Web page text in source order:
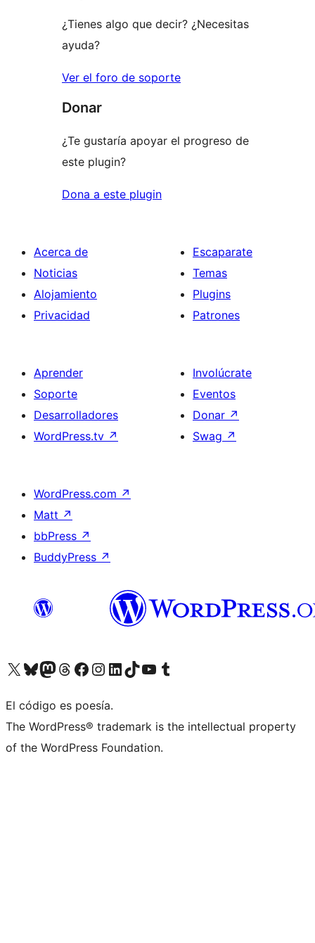
¿Tienes algo que decir? ¿Necesitas
ayuda?
Ver el foro de soporte
Donar
¿Te gustaría apoyar el progreso de
este plugin?
Dona a este plugin
Acerca de
Noticias
Alojamiento
Privacidad
Escaparate
Temas
Plugins
Patrones
Aprender
Soporte
Desarrolladores
WordPress.tv ↗
Involúcrate
Eventos
Donar ↗
Swag ↗
WordPress.com ↗
Matt ↗
bbPress ↗
BuddyPress ↗
Visita nuestra cuenta de X (anteriormente Twitter)
Visita nuestra cuenta de Bluesky
Visita nuestra cuenta de Mastodon
Visita nuestra cuenta de Threads
Visita nuestra página de Facebook
Visita nuestra cuenta de Instagram
Visita nuestra cuenta de LinkedIn
Visita nuestra cuenta de TikTok
Visita nuestro canal de YouTube
Visita nuestra cuenta de Tumblr
El código es poesía.
The WordPress® trademark is the intellectual property
of the WordPress Foundation.